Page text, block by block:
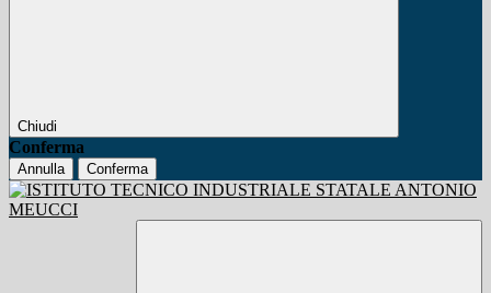
Chiudi
Conferma
Annulla Conferma